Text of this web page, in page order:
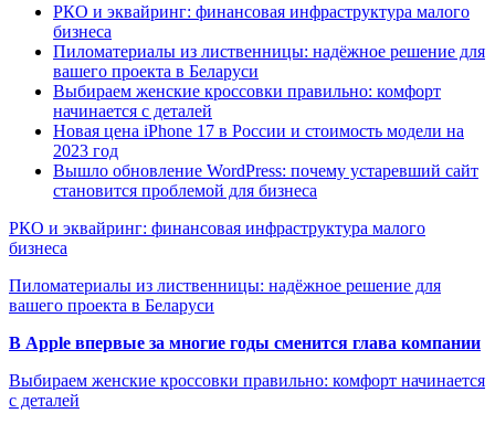
РКО и эквайринг: финансовая инфраструктура малого
бизнеса
Пиломатериалы из лиственницы: надёжное решение для
вашего проекта в Беларуси
Выбираем женские кроссовки правильно: комфорт
начинается с деталей
Новая цена iPhone 17 в России и стоимость модели на
2023 год
Вышло обновление WordPress: почему устаревший сайт
становится проблемой для бизнеса
РКО и эквайринг: финансовая инфраструктура малого
бизнеса
Пиломатериалы из лиственницы: надёжное решение для
вашего проекта в Беларуси
В Apple впервые за многие годы сменится глава компании
Выбираем женские кроссовки правильно: комфорт начинается
с деталей